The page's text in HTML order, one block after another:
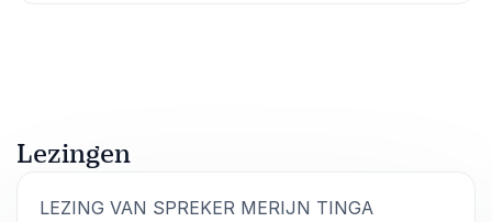
Lezingen
LEZING VAN SPREKER MERIJN TINGA